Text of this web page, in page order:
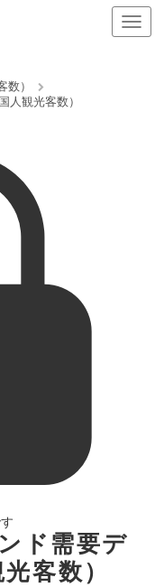
ナ
ビ
）
人観光客数）
ド需要デ
客数）